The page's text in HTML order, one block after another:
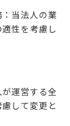
当法人の業
性を考慮し
運営する全
して変更と